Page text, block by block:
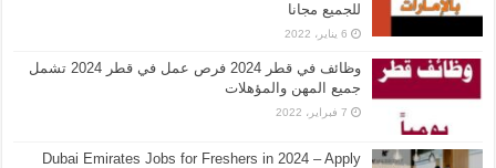
للجميع مجانا
6 يناير، 2022
وظائف في قطر 2024 فرص عمل في قطر 2024 تشمل
جميع المهن والمؤهلات
7 فبراير، 2022
Dubai Emirates Jobs for Freshers in 2024 – Apply